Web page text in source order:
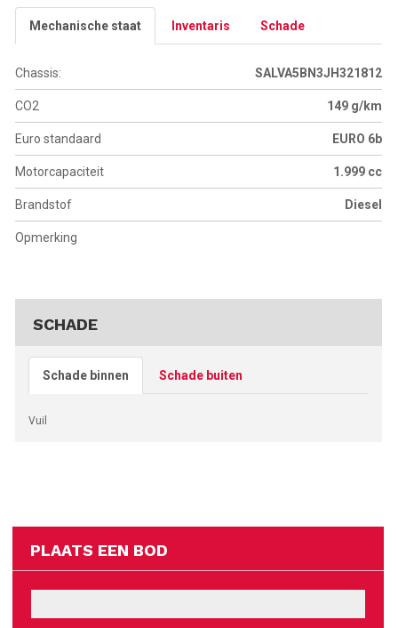
Mechanische staat Inventaris Schade
Chassis: SALVA5BN3JH321812
CO2 149 g/km
Euro standaard EURO 6b
Motorcapaciteit 1.999 cc
Brandstof Diesel
Opmerking
SCHADE
Schade binnen Schade buiten
Vuil
PLAATS EEN BOD